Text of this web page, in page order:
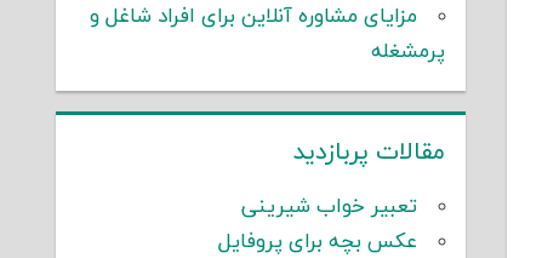
مزایای مشاوره آنلاین برای افراد شاغل و
پرمشغله
مقالات پربازدید
تعبیر خواب شیرینی
عکس بچه برای پروفایل